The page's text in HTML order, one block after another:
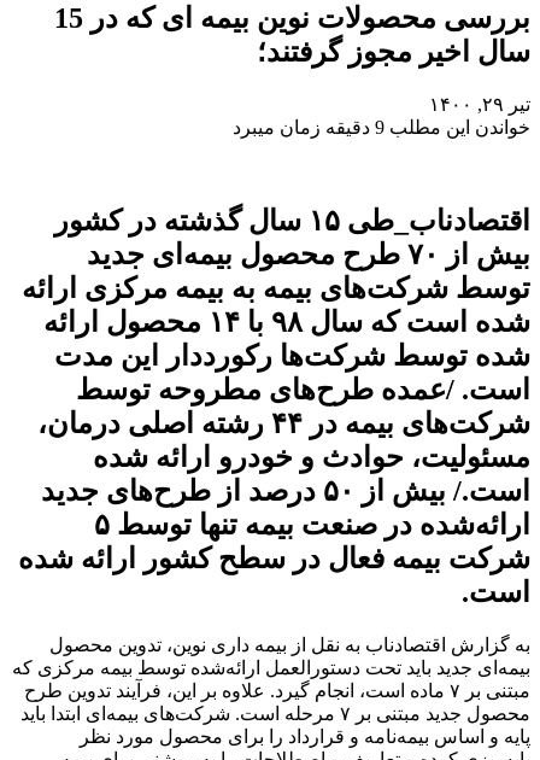
بررسی محصولات نوین بیمه ای که در 15
سال اخیر مجوز گرفتند؛
تیر ۲۹, ۱۴۰۰
خواندن این مطلب 9 دقیقه زمان میبرد
اقتصادناب_طی ۱۵ سال گذشته در کشور
بیش از ۷۰ طرح محصول بیمه‌ای جدید
توسط شرکت‌های بیمه به بیمه مرکزی ارائه
شده است که سال ۹۸ با ۱۴ محصول ارائه
شده توسط شرکت‌ها رکورددار این مدت
است. /عمده طرح‌های مطروحه توسط
شرکت‌های بیمه در ۴۴ رشته اصلی درمان،
مسئولیت، حوادث و خودرو ارائه شده
است./ بیش از ۵۰ درصد از طرح‌های جدید
ارائه‌شده در صنعت بیمه تنها توسط ۵
شرکت بیمه فعال در سطح کشور ارائه شده
است.
به گزارش اقتصادناب به نقل از بیمه داری نوین، تدوین محصول
بیمه‌ای جدید باید تحت دستورالعمل ارائه‌شده توسط بیمه مرکزی که
مبتنی بر ۷ ماده است، انجام گیرد. علاوه بر این، فرآیند تدوین طرح
محصول جدید مبتنی بر ۷ مرحله است. شرکت‌های بیمه‌ای ابتدا باید
پایه و اساس بیمه‌نامه و قرارداد را برای محصول مورد نظر